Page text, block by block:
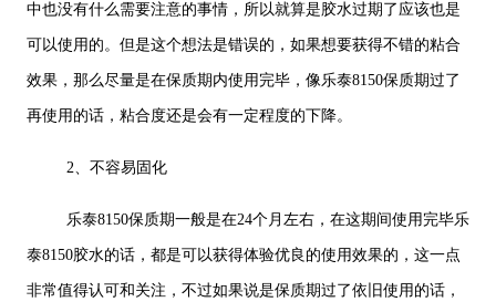
中也没有什么需要注意的事情，所以就算是胶水过期了应该也是
可以使用的。但是这个想法是错误的，如果想要获得不错的粘合
效果，那么尽量是在保质期内使用完毕，像乐泰8150保质期过了
再使用的话，粘合度还是会有一定程度的下降。
2、不容易固化
乐泰8150保质期一般是在24个月左右，在这期间使用完毕乐
泰8150胶水的话，都是可以获得体验优良的使用效果的，这一点
非常值得认可和关注，不过如果说是保质期过了依旧使用的话，